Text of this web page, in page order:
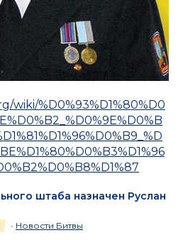
wiki/%D0%93%D1%80%D0
штаба назначен Руслан
• Новости Битвы